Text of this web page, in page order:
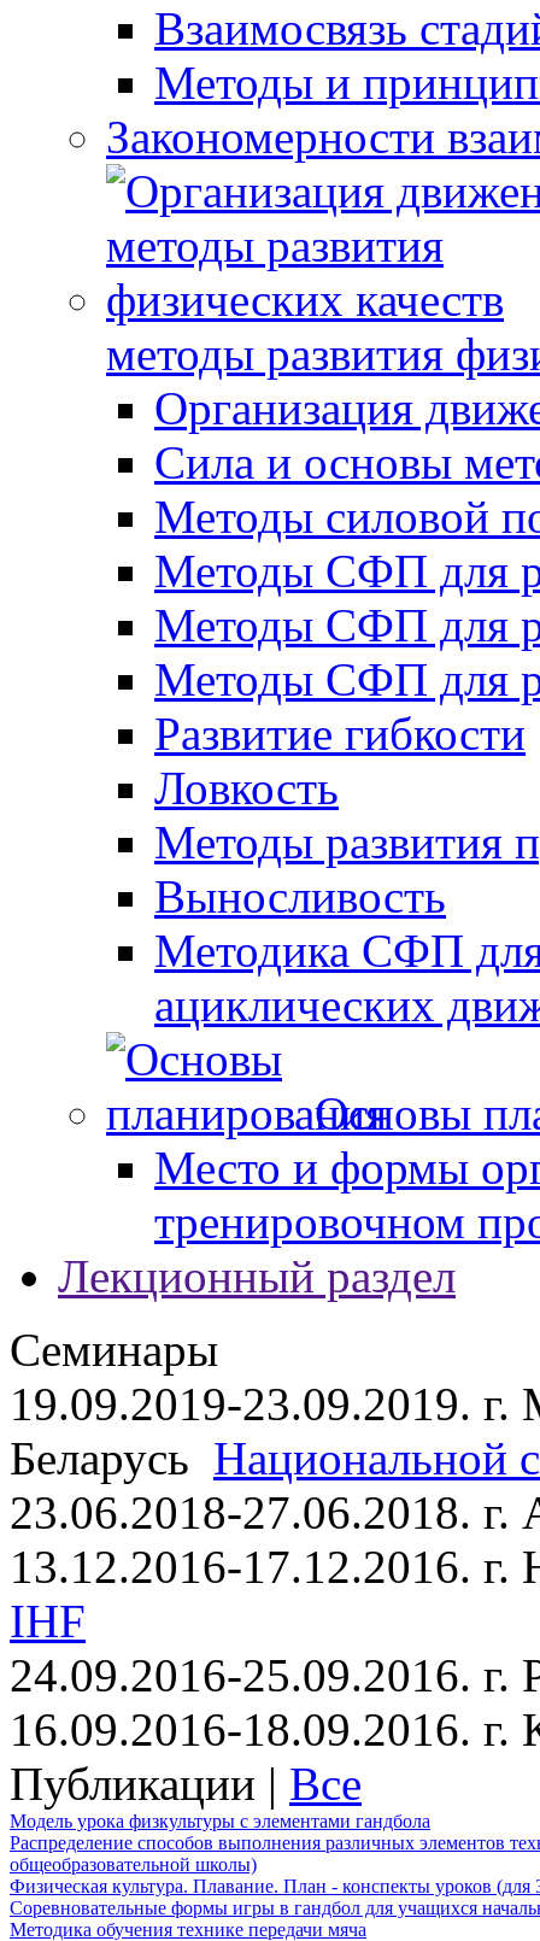
Взаимосвязь
Методы и
Закономерности
методы развития
Организация
Сила и основы
Методы силовой
Методы СФП для
Методы СФП для
Методы СФП для
Развитие гибкости
Ловкость
Методы развития
Выносливость
Методика СФП для
ациклических
Основы
Место и формы
тренировочном
Лекционный раздел
Семинары
19.09.2019-23.09.2019. г.
Беларусь Национальной
23.06.2018-27.06.2018.
13.12.2016-17.12.2016.
IHF
24.09.2016-25.09.2016. г.
16.09.2016-18.09.2016.
Публикации | Все
Модель урока физкультуры с элементами гандбола
Распределение способов выполнения различных элементов
общеобразовательной школы)
Физическая культура. Плавание. План - конспекты уроков (для
Соревновательные формы игры в гандбол для учащихся
Методика обучения технике передачи мяча